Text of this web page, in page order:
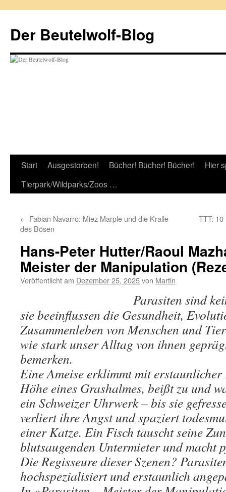
springen
Der Beutelwolf-Blog
Start Ausgestorben! Bücher! Bücher! Bücher!
Hier
Tierpark/Wildparks/Zoos …
← Fabian Navarro: Miez Marple und die Kralle
des Bösen
TTT:
Hans-Peter Hutter/Raoul
Meister der Manipulation
Veröffentlicht am Dezember 25, 2025von Martin
Parasiten sind
sie beeinflussen die Gesundheit,
Zusammenleben von Menschen und
wie stark unser Alltag von ihnen
bemerken.
Eine Ameise erklimmt mit
Höhe eines Grashalmes, beißt zu und
ein Schweizer Uhrwerk – bis sie
verliert ihre Angst und spaziert
einer Katze. Ein Fisch tauscht seine
blutsaugenden Untermieter und macht
Die Regisseure dieser Szenen?
hochspezialisiert und erstaunlich